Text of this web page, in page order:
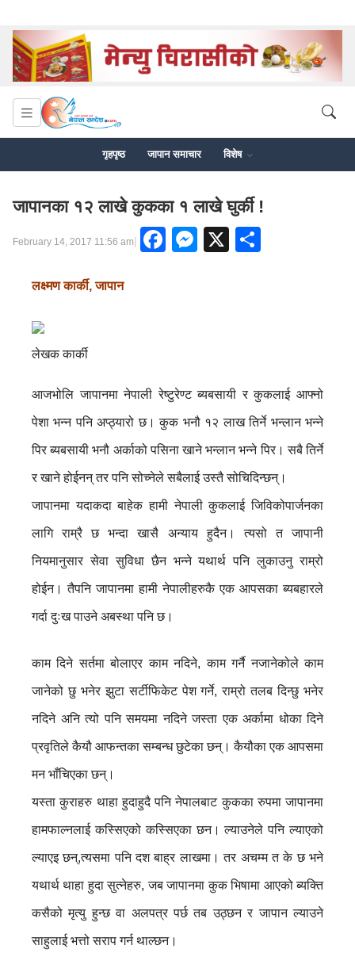
गृहपृष्ठ जापान समाचार विशेष
जापानका १२ लाखे कुकका १ लाखे घुर्की !
February 14, 2017 11:56 am| Facebook
Messenger
X
लक्ष्मण कार्की, जापान
लेखक कार्की
आजभोलि जापानमा नेपाली रेष्टुरेण्ट ब्यबसायी र कुकलाई आफ्नो
पेशा भन्न पनि अप्ठ्यारो छ। कुक भनौ १२ लाख तिर्ने भन्लान भन्ने
पिर ब्यबसायी भनौ अर्काको पसिना खाने भन्लान भन्ने पिर। सबै तिर्ने
र खाने होईनन् तर पनि सोच्नेले सबैलाई उस्तै सोचिदिन्छन्।
जापानमा यदाकदा बाहेक हामी नेपाली कुकलाई जिविकोपार्जनका
लागि राम्रै छ भन्दा खासै अन्याय हुदैन। त्यसो त जापानी
नियमानुसार सेवा सुविधा छैन भन्ने यथार्थ पनि लुकाउनु राम्रो
होईन। तैपनि जापानमा हामी नेपालीहरुकै एक आपसका ब्यबहारले
गर्दा दुःख पाउने अबस्था पनि छ।
काम दिने सर्तमा बोलाएर काम नदिने, काम गर्नै नजानेकोले काम
जानेको छु भनेर झुटा सर्टीफिकेट पेश गर्ने, राम्रो तलब दिन्छु भनेर
नदिने अनि त्यो पनि समयमा नदिने जस्ता एक अर्कामा धोका दिने
प्रवृतिले कैयौ आफन्तका सम्बन्ध छुटेका छन्। कैयौका एक आपसमा
मन भाँचिएका छन्।
यस्ता कुराहरु थाहा हुदाहुदै पनि नेपालबाट कुकका रुपमा जापानमा
हामफाल्नलाई कस्सिएको कस्सिएका छन। ल्याउनेले पनि ल्याएको
ल्याएइ छन्,त्यसमा पनि दश बाह्र लाखमा। तर अचम्म त के छ भने
यथार्थ थाहा हुदा सुत्नेहरु, जब जापानमा कुक भिषामा आएको ब्यक्ति
कसैको मृत्यु हुन्छ वा अलपत्र पर्छ तब उठ्छन र जापान ल्याउने
साहुलाई भत्तो सराप गर्न थाल्छन।